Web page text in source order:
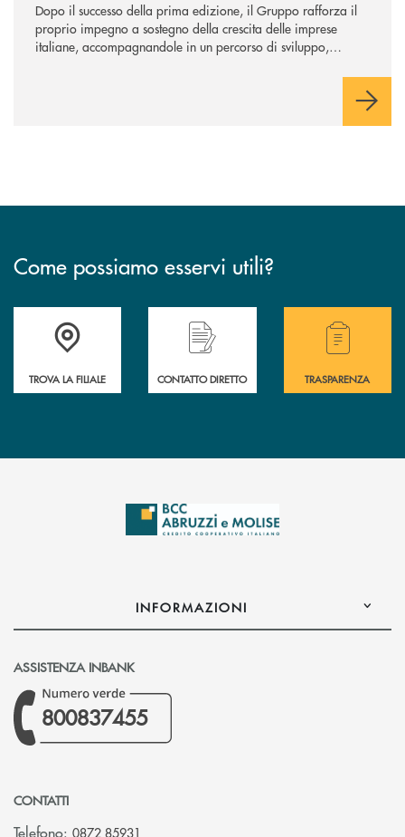
Dopo il successo della prima edizione, il Gruppo rafforza il
proprio impegno a sostegno della crescita delle imprese
italiane, accompagnandole in un percorso di sviluppo,
Come possiamo esservi utili?
Accedi all' elenco completo delle filiali .
TROVA LA FILIALE CONTATTO DIRETTO
Hai bisogno di
TRASPARENZA
INFORMAZIONI
ASSISTENZA INBANK
800837455
CONTATTI
Telefono: 0872 85931